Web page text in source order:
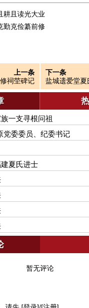
耕且读光大业
勤克俭纂前修
上一条
祠茔碑记
下一条
盐城遗爱堂夏
一支寻根问祖
党委委员、纪委书记
夏氏进士
暂无评论